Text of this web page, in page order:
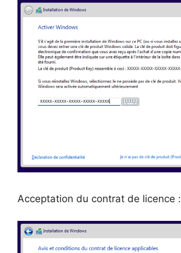
Acceptation du contrat de licence :